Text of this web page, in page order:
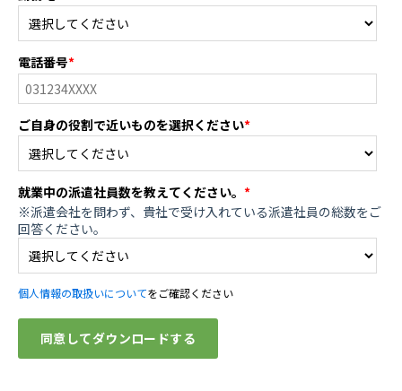
電話番号*
ご自身の役割で近いものを選択ください*
就業中の派遣社員数を教えてください。 *
※派遣会社を問わず、貴社で受け入れている派遣社員の総数をご
回答ください。
個人情報の取扱いについてをご確認ください